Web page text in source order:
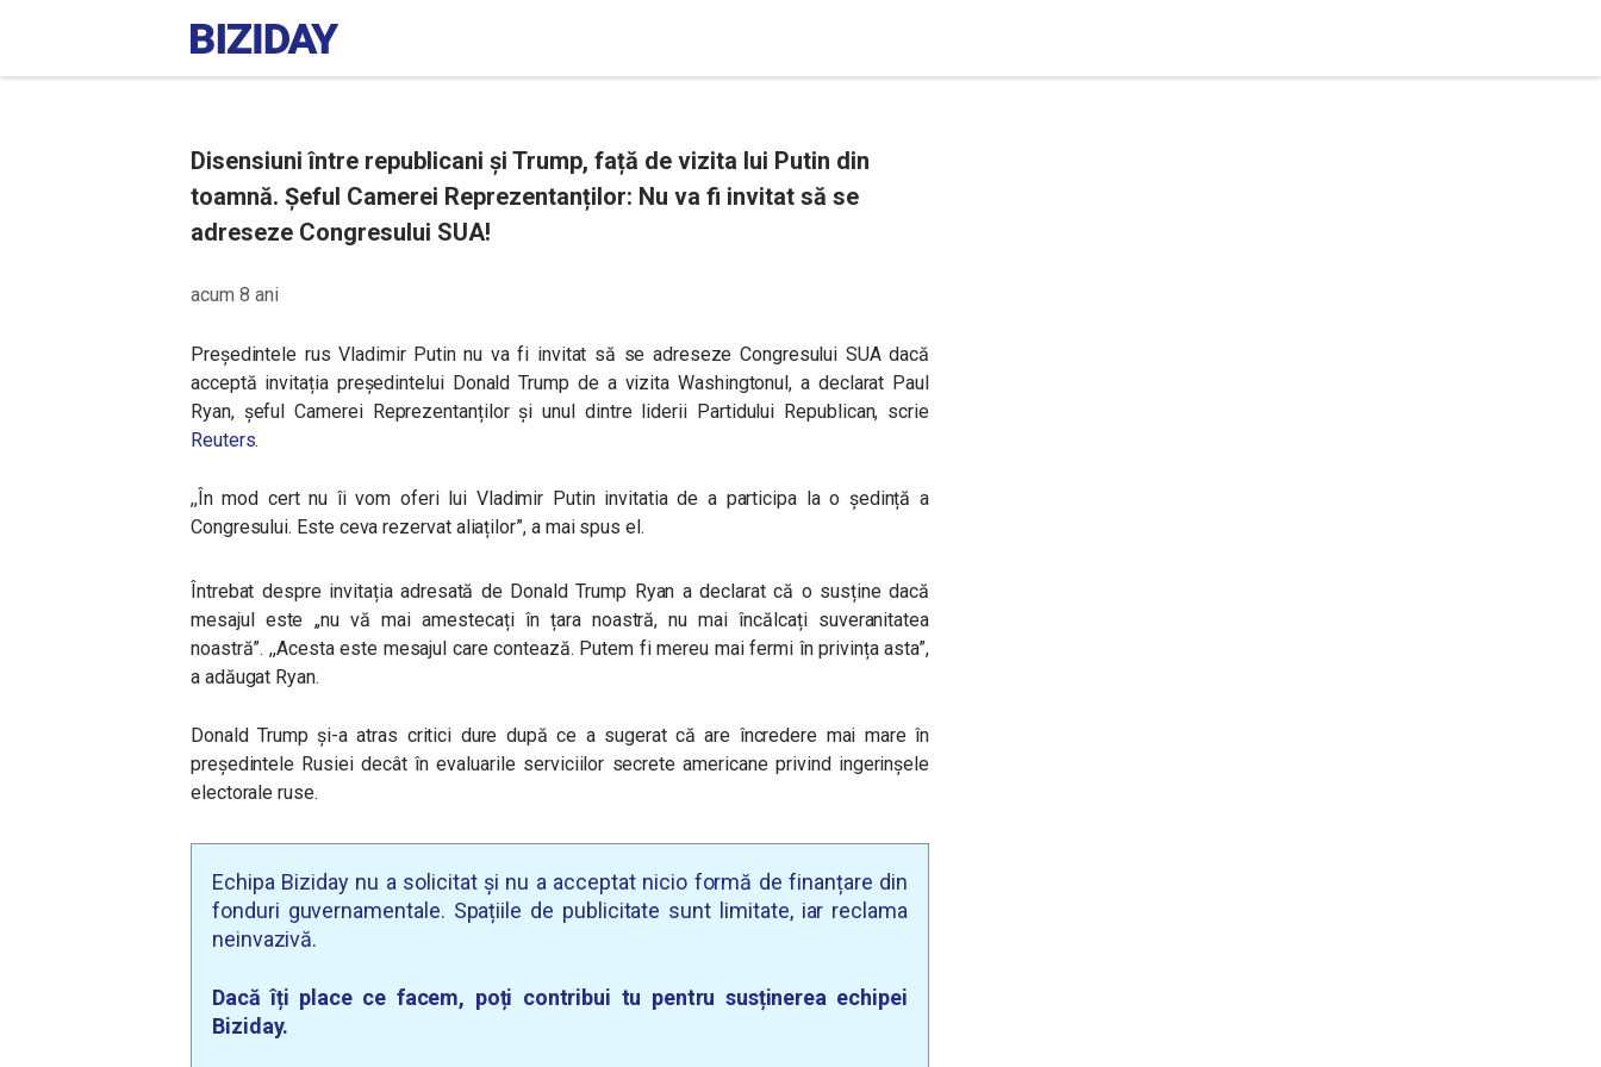
Disensiuni între republicani și Trump, față de vizita lui Putin din
toamnă. Șeful Camerei Reprezentanților: Nu va fi invitat să se
adreseze Congresului SUA!
acum 8 ani
Președintele rus Vladimir Putin nu va fi invitat să se adreseze Congresului SUA dacă
acceptă invitația președintelui Donald Trump de a vizita Washingtonul, a declarat Paul
Ryan, șeful Camerei Reprezentanților și unul dintre liderii Partidului Republican, scrie
Reuters.
,,În mod cert nu îi vom oferi lui Vladimir Putin invitatia de a participa la o ședință a
Congresului. Este ceva rezervat aliaților”, a mai spus el.
Întrebat despre invitația adresată de Donald Trump Ryan a declarat că o susține dacă
mesajul este ,,nu vă mai amestecați în țara noastră, nu mai încălcați suveranitatea
noastră”. ,,Acesta este mesajul care contează. Putem fi mereu mai fermi în privința asta”,
a adăugat Ryan.
Donald Trump și-a atras critici dure după ce a sugerat că are încredere mai mare în
președintele Rusiei decât în evaluarile serviciilor secrete americane privind ingerinșele
electorale ruse.
Echipa Biziday nu a solicitat și nu a acceptat nicio formă de finanțare din
fonduri guvernamentale. Spațiile de publicitate sunt limitate, iar reclama
neinvazivă.
Dacă îți place ce facem, poți contribui tu pentru susținerea echipei
Biziday.